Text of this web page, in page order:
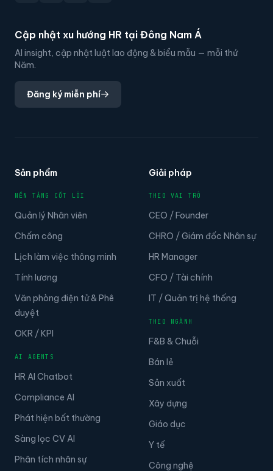
AI insight, cập nhật luật lao động & biểu mẫu — mỗi thứ
Năm.
Đăng ký miễn phí
NỀN TẢNG CỐT LÕI
Quản lý Nhân viên
Chấm công
Lịch làm việc thông minh
Tính lương
Văn phòng điện tử & Phê
OKR / KPI
AI AGENTS
HR AI Chatbot
Compliance AI
Phát hiện bất thường
Sàng lọc CV AI
Phân tích nhân sự
HỆ SINH THÁI
THEO VAI TRÒ
CEO / Founder
CHRO / Giám đốc Nhân sự
HR Manager
CFO / Tài chính
IT / Quản trị hệ thống
THEO NGÀNH
F&B & Chuỗi
Bán lẻ
Sản xuất
Xây dựng
Giáo dục
Y tế
Công nghệ
Doanh nghiệp lớn